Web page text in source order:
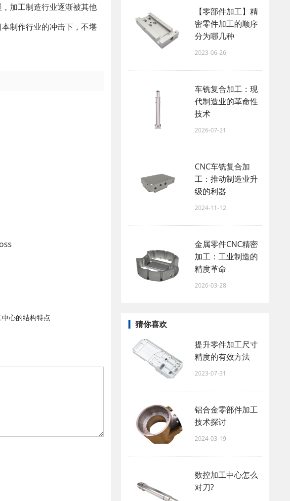
加工制造行业逐渐被其他
制作行业的冲击下，不堪
心的结构特点
【零部件加工】精
密零件加工的顺序
分为哪几种
2023-06-26
车铣复合加工：现
代制造业的革命性
技术
2026-07-21
CNC车铣复合加
工：推动制造业升
级的利器
2024-11-12
金属零件CNC精密
加工：工业制造的
精度革命
2026-03-28
猜你喜欢
提升零件加工尺寸
精度的有效方法
2023-07-31
铝合金零部件加工
技术探讨
2024-03-19
数控加工中心怎么
对刀?